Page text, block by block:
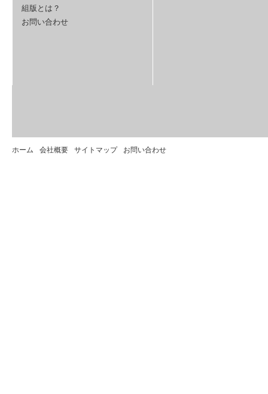
組版とは？
お問い合わせ
ホーム 会社概要 サイトマップ お問い合わせ